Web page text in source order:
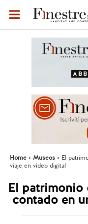
Home Museos
El
viaje en vídeo digital
El patrimonio
contado en